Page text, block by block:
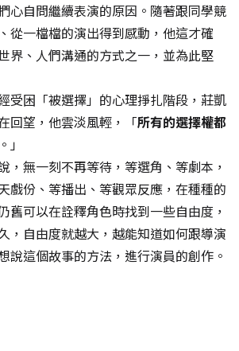
心自問繼續表演的原因。隨著跟同學競
從一檔檔的演出得到感動，他這才確
界、人們溝通的方式之一，並為此堅
受困「被選擇」的心理掙扎階段，莊凱
回望，他雲淡風輕，「所有的選擇權都
。」
，無一刻不再等待，等選角、等劇本，
戲份、等播出、等觀眾反應，在種種的
舊可以在詮釋角色時找到一些自由度，
，自由度就越大，越能知道如何跟導演
說這個故事的方法，進行演員的創作。